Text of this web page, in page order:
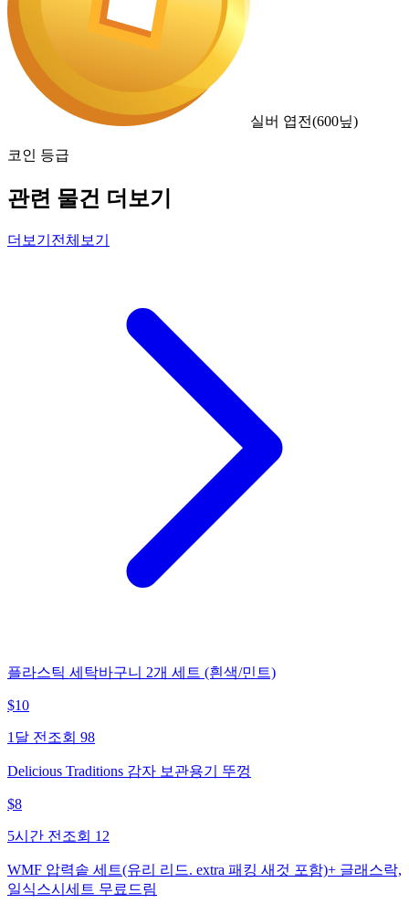
실버 엽전(600닢)
코인 등급
관련 물건 더보기
더보기 전체보기
플라스틱 세탁바구니 2개 세트 (흰색/민트)
$10
1달 전 조회 98
Delicious Traditions 감자 보관용기 뚜껑
$8
5시간 전 조회 12
WMF 압력솥 세트(유리 리드. extra 패킹 새것 포함)+ 글래스락,
일식스시세트 무료드림